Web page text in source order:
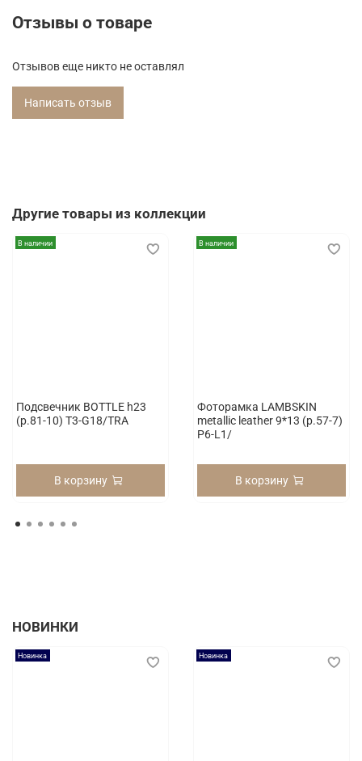
Отзывы о товаре
Отзывов еще никто не оставлял
Написать отзыв
Другие товары из коллекции
В наличии
Подсвечник BOTTLE h23
(p.81-10) T3-G18/TRA
В корзину
В наличии
Фоторамка LAMBSKIN
metallic leather 9*13 (p.57-7)
P6-L1/
В корзину
НОВИНКИ
Новинка Новинка